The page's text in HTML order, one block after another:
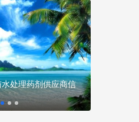
处理药剂供应商信